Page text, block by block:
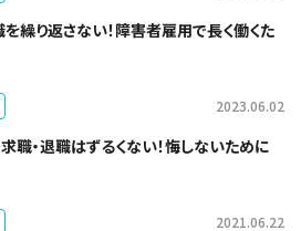
繰り返さない！障害者雇用で長く働くた
2023.06.02
職・退職はずるくない！悔しないために
2021.06.22